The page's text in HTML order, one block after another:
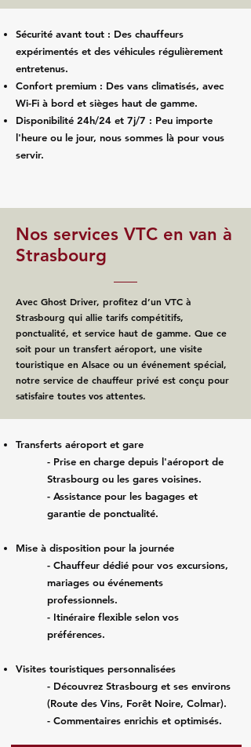
Sécurité avant tout : Des chauffeurs
expérimentés et des véhicules régulièrement
entretenus.
Confort premium : Des vans climatisés, avec
Wi-Fi à bord et sièges haut de gamme.
Disponibilité 24h/24 et 7j/7 : Peu importe
l'heure ou le jour, nous sommes là pour vous
servir.
Nos services VTC en van à
Strasbourg
Avec Ghost Driver, profitez d’un VTC à
Strasbourg qui allie tarifs compétitifs,
ponctualité, et service haut de gamme. Que ce
soit pour un transfert aéroport, une visite
touristique en Alsace ou un événement spécial,
notre service de chauffeur privé est conçu pour
satisfaire toutes vos attentes.
Transferts aéroport et gare
- Prise en charge depuis l'aéroport de
Strasbourg ou les gares voisines.
- Assistance pour les bagages et
garantie de ponctualité.
Mise à disposition pour la journée
- Chauffeur dédié pour vos excursions,
mariages ou événements
professionnels.
- Itinéraire flexible selon vos
préférences.
Visites touristiques personnalisées
- Découvrez Strasbourg et ses environs
(Route des Vins, Forêt Noire, Colmar).
- Commentaires enrichis et optimisés.